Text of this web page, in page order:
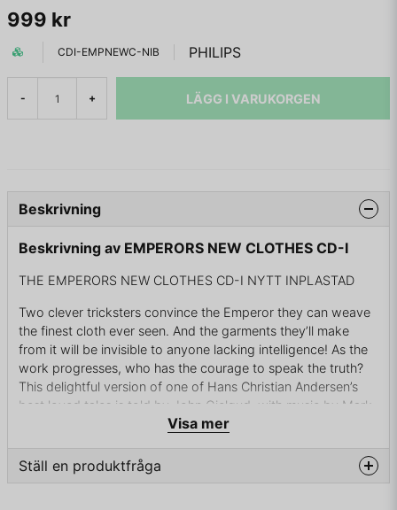
999 kr
CDI-EMPNEWC-NIB PHILIPS
- + LÄGG I VARUKORGEN
Beskrivning
Beskrivning av EMPERORS NEW CLOTHES CD-I
THE EMPERORS NEW CLOTHES CD-I NYTT INPLASTAD
Two clever tricksters convince the Emperor they can weave
the finest cloth ever seen. And the garments they’ll make
from it will be invisible to anyone lacking intelligence! As the
work progresses, who has the courage to speak the truth?
This delightful version of one of Hans Christian Andersen’s
best loved tales is told by John Gielgud, with music by Mark
Isham. In addition to engrossing storytelling, this interactive
you enrich your child’s learning experience.
Visa mer
Ställ en produktfråga